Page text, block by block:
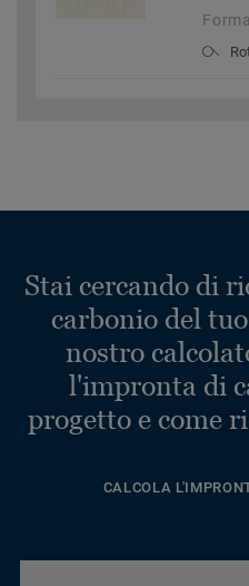
Stai cercando di
carbonio del
nostro
l'impronta di
progetto e come
CALCOLA